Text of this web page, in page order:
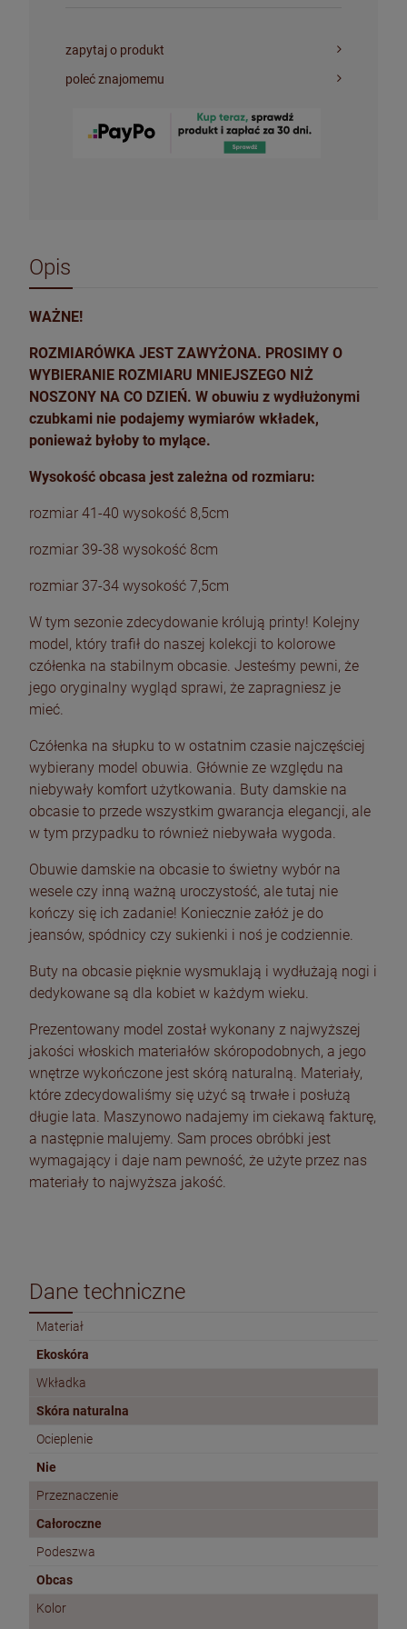
zapytaj o produkt
poleć znajomemu
Opis
WAŻNE!
ROZMIARÓWKA JEST ZAWYŻONA. PROSIMY O
WYBIERANIE ROZMIARU MNIEJSZEGO NIŻ
NOSZONY NA CO DZIEŃ. W obuwiu z wydłużonymi
czubkami nie podajemy wymiarów wkładek,
ponieważ byłoby to mylące.
Wysokość obcasa jest zależna od rozmiaru:
rozmiar 41-40 wysokość 8,5cm
rozmiar 39-38 wysokość 8cm
rozmiar 37-34 wysokość 7,5cm
W tym sezonie zdecydowanie królują printy! Kolejny
model, który trafił do naszej kolekcji to kolorowe
czółenka na stabilnym obcasie. Jesteśmy pewni, że
jego oryginalny wygląd sprawi, że zapragniesz je
mieć.
Czółenka na słupku to w ostatnim czasie najczęściej
wybierany model obuwia. Głównie ze względu na
niebywały komfort użytkowania. Buty damskie na
obcasie to przede wszystkim gwarancja elegancji, ale
w tym przypadku to również niebywała wygoda.
Obuwie damskie na obcasie to świetny wybór na
wesele czy inną ważną uroczystość, ale tutaj nie
kończy się ich zadanie! Koniecznie załóż je do
jeansów, spódnicy czy sukienki i noś je codziennie.
Buty na obcasie pięknie wysmuklają i wydłużają nogi i
dedykowane są dla kobiet w każdym wieku.
Prezentowany model został wykonany z najwyższej
jakości włoskich materiałów skóropodobnych, a jego
wnętrze wykończone jest skórą naturalną. Materiały,
które zdecydowaliśmy się użyć są trwałe i posłużą
długie lata. Maszynowo nadajemy im ciekawą fakturę,
a następnie malujemy. Sam proces obróbki jest
wymagający i daje nam pewność, że użyte przez nas
materiały to najwyższa jakość.
Dane techniczne
Materiał
Ekoskóra
Wkładka
Skóra naturalna
Ocieplenie
Nie
Przeznaczenie
Całoroczne
Podeszwa
Obcas
Kolor